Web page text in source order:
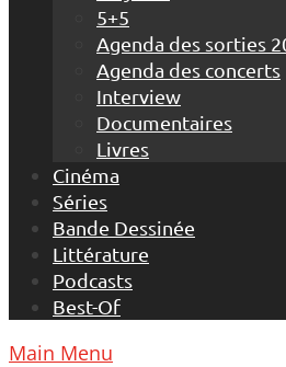
5+5
Agenda des sorties
Agenda des concerts
Interview
Documentaires
Livres
Cinéma
Séries
Bande Dessinée
Littérature
Podcasts
Best-Of
Main Menu